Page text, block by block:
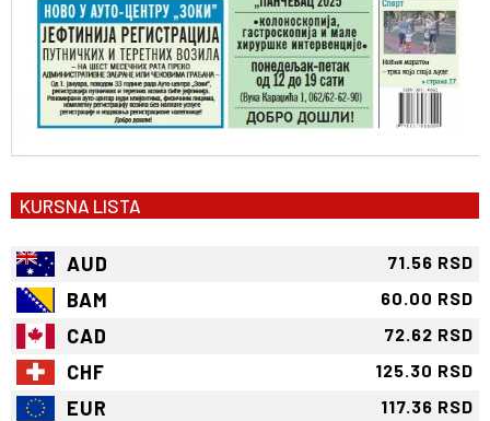
KURSNA LISTA
AUD 71.56 RSD
BAM 60.00 RSD
CAD 72.62 RSD
CHF 125.30 RSD
EUR 117.36 RSD